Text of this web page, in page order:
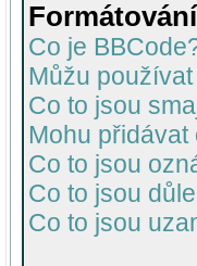
Co je
Můžu
Co to jsou
Mohu přidávat
Co to jsou
Co to jsou
Co to jsou